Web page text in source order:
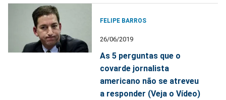
FELIPE BARROS
26/06/2019
As 5 perguntas que o
covarde jornalista
americano não se atreveu
a responder (Veja o Vídeo)